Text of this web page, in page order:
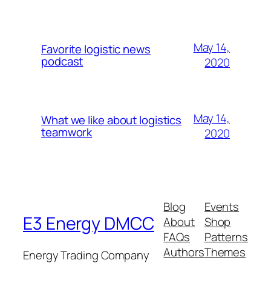
Favorite logistic news
podcast
May 14,
2020
What we like about logistics
teamwork
May 14,
2020
E3 Energy DMCC
Energy Trading Company
Blog
About
FAQs
Authors
Events
Shop
Patterns
Themes